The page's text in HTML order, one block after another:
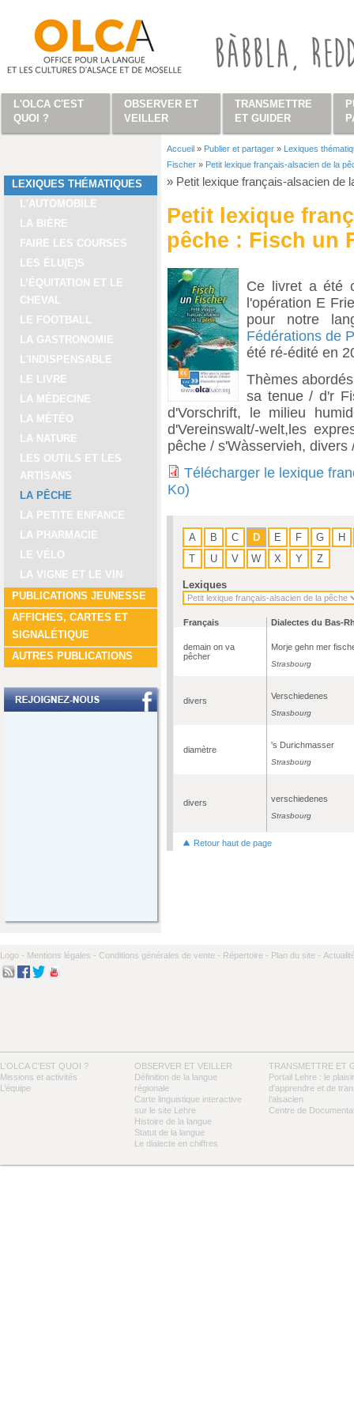
LEXIQUES THÉMATIQUES
L'AUTOMOBILE
LA BIÈRE
FAIRE LES COURSES
LES ÉLU(E)S
L’ÉQUITATION ET LE
CHEVAL
LE FOOTBALL
LA GASTRONOMIE
L'INDISPENSABLE
LE LIVRE
LA MÉDECINE
LA MÉTÉO
LA NATURE
LES OUTILS ET LES
ARTISANS
LA PÊCHE
LA PETITE ENFANCE
LA PHARMACIE
LE VÉLO
LA VIGNE ET LE VIN
PUBLICATIONS JEUNESSE
AFFICHES, CARTES ET
SIGNALÉTIQUE
AUTRES PUBLICATIONS
Vous êtes ici
Accueil » Publier et partager » Lexiques
Fischer » Petit lexique français-alsacien de la
» Petit lexique français-alsacien de
Petit lexique
pêche : Fisch un
Ce livret a été
l'opération E
pour notre
Fédérations de
été ré-édité en
Thèmes
sa tenue / d'r
d'Vorschrift, le milieu
d'Vereinswalt/-welt,les
pêche / s'Wàsservieh, divers
Télécharger le lexique
Ko)
A B C D E F G
H
T
U V W X Y Z
Lexiques
Français Dialectes du Bas-
demain on va
pêcher
Morje gehn mer
Strasbourg
divers Verschiedenes
Strasbourg
diamètre 's Durichmasser
Strasbourg
divers verschiedenes
Strasbourg
Retour haut de page
Logo - Mentions légales - Conditions générales de vente - Répertoire - Plan du site -
L'OLCA C'EST QUOI ?
Missions et activités
L’équipe
OBSERVER ET VEILLER
Définition de la langue
régionale
Carte linguistique interactive
sur le site Lehre
Histoire de la langue
Statut de la langue
Le dialecte en chiffres
TRANSMETTRE ET
Portail Lehre : le plaisir
d’apprendre et de
l’alsacien
Centre de
L'OLCA C'EST
QUOI ?
OBSERVER ET
VEILLER
TRANSMETTRE
ET GUIDER